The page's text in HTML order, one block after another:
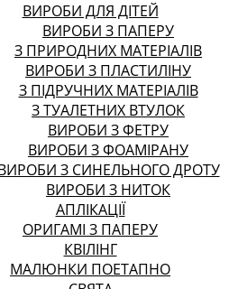
ВИРОБИ ДЛЯ ДІТЕЙ
ВИРОБИ З ПАПЕРУ
З ПРИРОДНИХ МАТЕРІАЛІВ
ВИРОБИ З ПЛАСТИЛІНУ
З ПІДРУЧНИХ МАТЕРІАЛІВ
З ТУАЛЕТНИХ ВТУЛОК
ВИРОБИ З ФЕТРУ
ВИРОБИ З ФОАМІРАНУ
З СИНЕЛЬНОГО ДРОТУ
ВИРОБИ З НИТОК
АПЛІКАЦІЇ
ОРИГАМІ З ПАПЕРУ
КВІЛІНГ
МАЛЮНКИ ПОЕТАПНО